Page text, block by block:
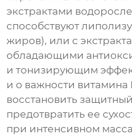
экстрактами
способствуют
жиров), или с
обладающими
и тонизирующим
и о важности витамина
восстановить
предотвратить ее
при интенсивном